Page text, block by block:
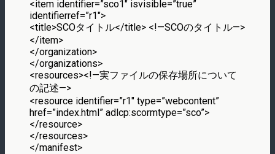
<item identifier=”sco1″ isvisible=”true”
identifierref=”r1″>
<title>SCOタイトル</title> <!—SCOのタイトル—>
</item>
</organization>
</organizations>
<resources><!—実ファイルの保存場所について
の記述—>
<resource identifier=”r1″ type=”webcontent”
href=”index.html” adlcp:scormtype=”sco”>
</resource>
</resources>
</manifest>